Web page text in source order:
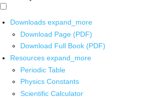
Downloads expand_more
Download Page (PDF)
Download Full Book (PDF)
Resources expand_more
Periodic Table
Physics Constants
Scientific Calculator